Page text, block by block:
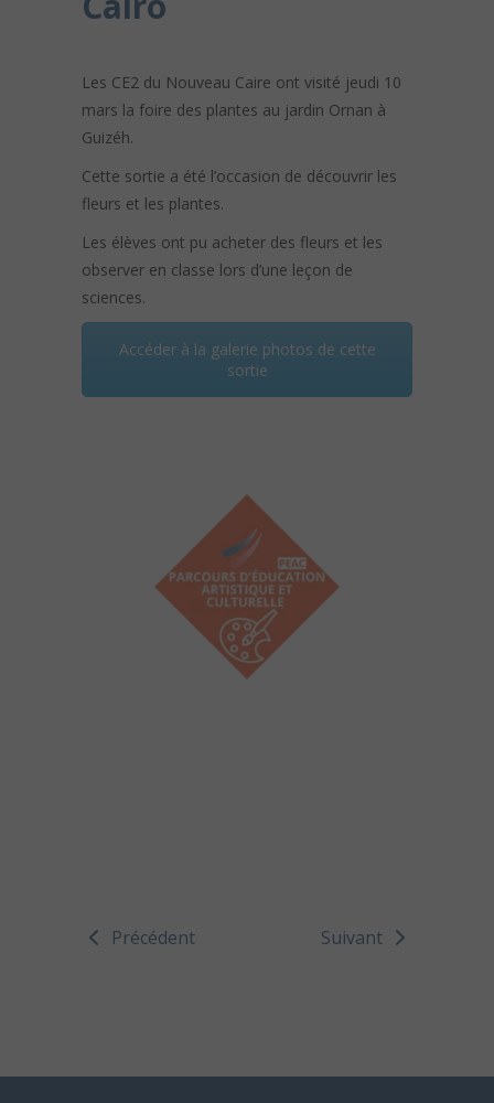
Les CE2 du Nouveau Caire ont visité jeudi 10
mars la foire des plantes au jardin Ornan à
Guizéh.
Cette sortie a été l’occasion de découvrir les
fleurs et les plantes.
Les élèves ont pu acheter des fleurs et les
observer en classe lors d’une leçon de
sciences.
Accéder à la galerie photos de cette
sortie
Précédent Suivant